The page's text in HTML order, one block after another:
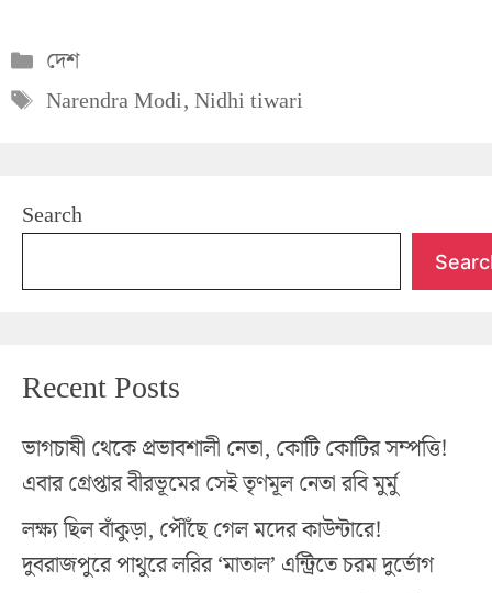
Categories
দেশ
Tags
Narendra Modi,Nidhi tiwari
Search
Recent Posts
ভাগচাষী থেকে প্রভাবশালী নেতা, কোটি কোটির সম্পত্তি!
এবার গ্রেপ্তার বীরভূমের সেই তৃণমূল নেতা রবি মুর্মু
লক্ষ্য ছিল বাঁকুড়া, পৌঁছে গেল মদের কাউন্টারে!
দুবরাজপুরে পাথুরে লরির ‘মাতাল’ এন্ট্রিতে চরম দুর্ভোগ